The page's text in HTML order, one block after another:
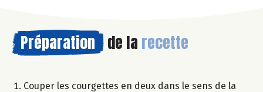
Préparation de la recette
Couper les courgettes en deux dans le sens de la